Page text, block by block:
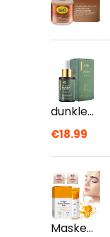
dunkle…
€18.99
Maske…